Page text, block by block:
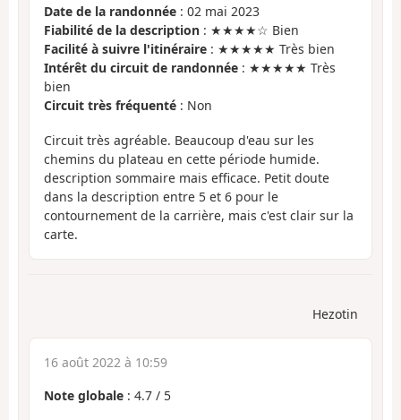
Date de la randonnée : 02 mai 2023
Fiabilité de la description : ★★★★☆ Bien
Facilité à suivre l'itinéraire : ★★★★★ Très bien
Intérêt du circuit de randonnée : ★★★★★ Très
bien
Circuit très fréquenté : Non
Circuit très agréable. Beaucoup d'eau sur les
chemins du plateau en cette période humide.
description sommaire mais efficace. Petit doute
dans la description entre 5 et 6 pour le
contournement de la carrière, mais c'est clair sur la
carte.
Hezotin
16 août 2022 à 10:59
Note globale : 4.7 / 5